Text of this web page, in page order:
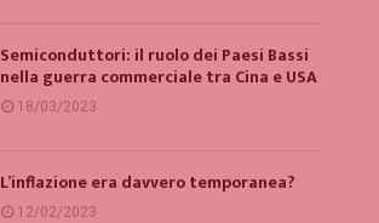
Semiconduttori: il ruolo dei Paesi Bassi
nella guerra commerciale tra Cina e USA
18/03/2023
L’inflazione era davvero temporanea?
12/02/2023